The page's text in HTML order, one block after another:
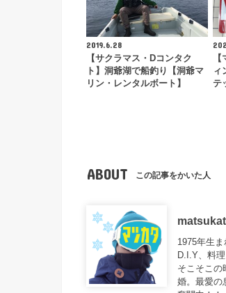
2019.6.28
【サクラマス・Dコンタク
ト】洞爺湖で船釣り【洞爺マ
リン・レンタルボート】
ィ
テ
ABOUT この記事をかいた人
1975年生
D.I.Y、料
そこそこの
婚。最愛の